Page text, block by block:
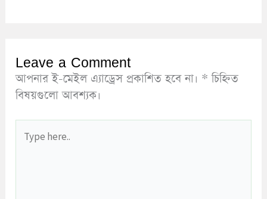
Leave a Comment
আপনার ই-মেইল এ্যাড্রেস প্রকাশিত হবে না। * চিহ্নিত
বিষয়গুলো আবশ্যক।
here..